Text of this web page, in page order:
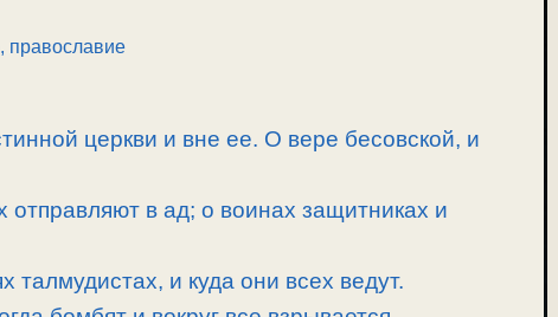
православие
церкви и вне ее. О вере бесовской, и
в ад; о воинах защитниках и
и куда они всех ведут.